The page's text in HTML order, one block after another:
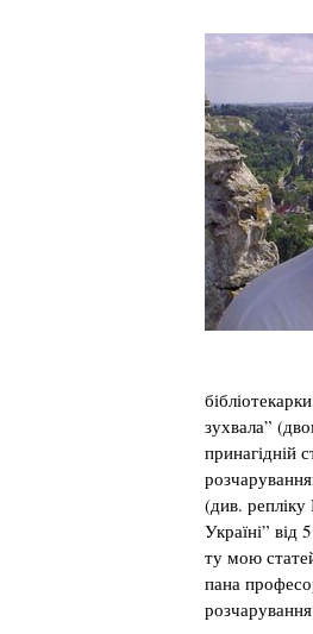
зухвала”
принагідній
(див.
Україні”
ту мою
пана